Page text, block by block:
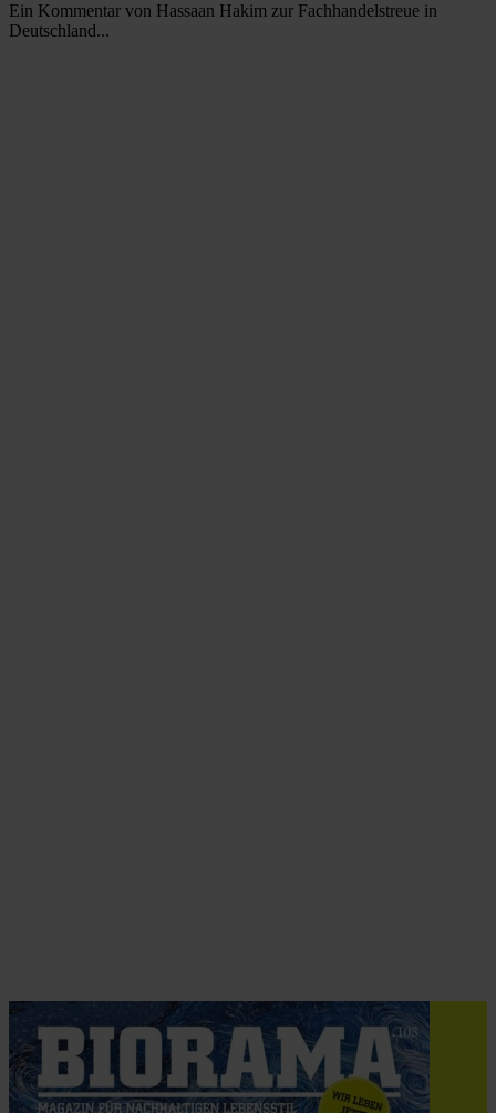
Ein Kommentar von Hassaan Hakim zur Fachhandelstreue in
Deutschland...